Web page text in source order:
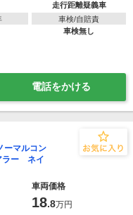
走行距離疑義車
車検/自賠責
車検無し
電話をかける
マルコン
ラー ネイ
車両価格
18.8万円